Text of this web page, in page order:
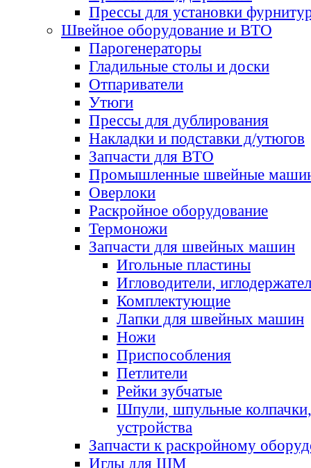
Прессы для установки
Швейное оборудование и ВТО
Парогенераторы
Гладильные столы и доски
Отпариватели
Утюги
Прессы для дублирования
Накладки и подставки д/утюгов
Запчасти для ВТО
Промышленные швейные
Оверлоки
Раскройное оборудование
Термоножи
Запчасти для швейных машин
Игольные пластины
Игловодители,
Комплектующие
Лапки для швейных машин
Ножи
Приспособления
Петлители
Рейки зубчатые
Шпули, шпульные
устройства
Запчасти к раскройному
Иглы для ШМ